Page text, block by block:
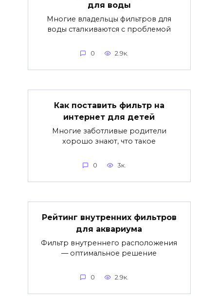
для воды
Многие владельцы фильтров для
воды сталкиваются с проблемой
0 2.9к.
Как поставить фильтр на
интернет для детей
Многие заботливые родители
хорошо знают, что такое
0 3к.
Рейтинг внутренних фильтров
для аквариума
Фильтр внутреннего расположения
— оптимальное решение
0 2.9к.